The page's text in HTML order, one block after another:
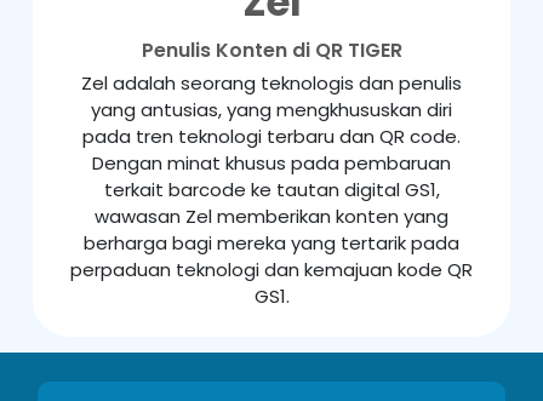
Penulis Konten di QR TIGER
Zel adalah seorang teknologis dan penulis
yang antusias, yang mengkhususkan diri
pada tren teknologi terbaru dan QR code.
Dengan minat khusus pada pembaruan
terkait barcode ke tautan digital GS1,
wawasan Zel memberikan konten yang
berharga bagi mereka yang tertarik pada
perpaduan teknologi dan kemajuan kode QR
GS1.